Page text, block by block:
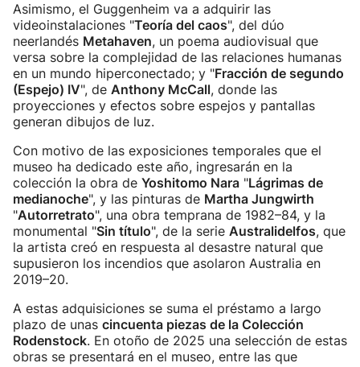
Asimismo, el Guggenheim va a adquirir las
videoinstalaciones "Teoría del caos", del dúo
neerlandés Metahaven, un poema audiovisual que
versa sobre la complejidad de las relaciones humanas
en un mundo hiperconectado; y "Fracción de segundo
(Espejo) IV", de Anthony McCall, donde las
proyecciones y efectos sobre espejos y pantallas
generan dibujos de luz.
Con motivo de las exposiciones temporales que el
museo ha dedicado este año, ingresarán en la
colección la obra de Yoshitomo Nara "Lágrimas de
medianoche", y las pinturas de Martha Jungwirth
"Autorretrato", una obra temprana de 1982–84, y la
monumental "Sin título", de la serie Australidelfos, que
la artista creó en respuesta al desastre natural que
supusieron los incendios que asolaron Australia en
2019–20.
A estas adquisiciones se suma el préstamo a largo
plazo de unas cincuenta piezas de la Colección
Rodenstock. En otoño de 2025 una selección de estas
obras se presentará en el museo, entre las que